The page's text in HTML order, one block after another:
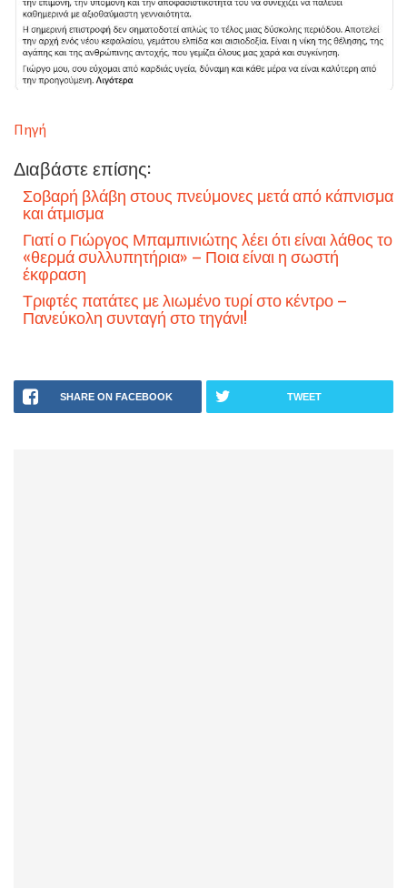
Πηγή
Διαβάστε επίσης:
Σοβαρή βλάβη στους πνεύμονες μετά από κάπνισμα
και άτμισμα
Γιατί ο Γιώργος Μπαμπινιώτης λέει ότι είναι λάθος το
«θερμά συλλυπητήρια» – Ποια είναι η σωστή
έκφραση
Τριφτές πατάτες με λιωμένο τυρί στο κέντρο –
Πανεύκολη συνταγή στο τηγάνι!
SHARE ON FACEBOOK TWEET